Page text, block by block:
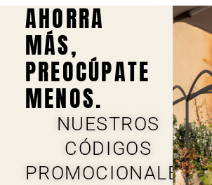
AHORRA
MÁS,
PREOCÚPATE
MENOS.
NUESTROS
CÓDIGOS
PROMOCIONALES